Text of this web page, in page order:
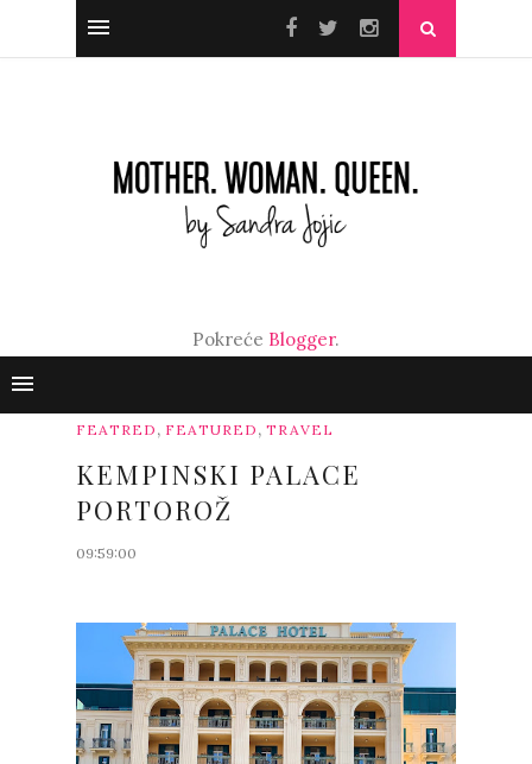
Pokreće Blogger.
FEATRED , FEATURED , TRAVEL
KEMPINSKI PALACE
PORTOROŽ
09:59:00